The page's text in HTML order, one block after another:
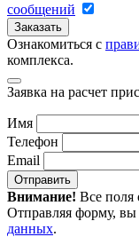
сообщений
Заказать
Ознакомиться с
комплекса.
Заявка на расчет
Имя
Телефон
Email
Отправить
Внимание! Все поля
Отправляя форму, вы
данных.